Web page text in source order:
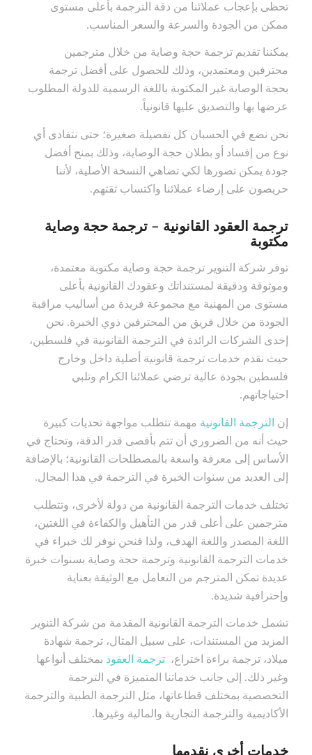
تحظى بإعجاب عملائنا من دقة الترجمة بأعلى مستوى
ممكن من الجودة والسرعة والسعر المناسب.
يمكننا تقديم ترجمة حجة وصاية من خلال مترجمين
محترفين ومعتمدين، وذلك للحصول على أفضل ترجمة
بحجة الوصاية غير المكتوبة باللغة الرسمية للدولة المطلوب
عرضها بها والتصديق عليها قانونياً.
نحن نضع في الحسبان كل تفصيلة صغيرة؛ حتى نتفادى أي
نوع من إفساد أو بطلان حجة الوصاية، وذلك بمنح أفضل
جودة يمكن تصورها لكي تضاهي النسخة الأصلية، لأننا
حريصون على إرضاء عملائنا واكتساب ثقتهم.
ترجمة العقود القانونية – ترجمة حجة وصاية
مكتوبة
توفر شركة التنوير ترجمة حجة وصاية مكتوبة معتمدة،
وموثوقة ودقيقة لمستنداتك وعقودك القانونية بأعلى
مستوى من المهنية مع مجموعة فريدة من أساليب مراقبة
الجودة من خلال فريق من المحترفين ذوي الخبرة. نحن
إحدى الشركات الرائدة في الترجمة القانونية في فلسطين،
حيث نقدم خدمات ترجمة قانونية أصلية داخل وخارج
فلسطين بجودة عالية ترضي عملائنا الكرام وتلبي
احتياجاتهم.
إن الترجمة القانونية مهمة تتطلب مواجهة تحديات كبيرة
حيث أنه من الضروري أن تتم بأقصى قدر الدقة، وتحتاج في
الأساس إلى معرفة واسعة بالمصطلحات القانونية؛ بالإضافة
إلى العديد من سنوات الخبرة في الترجمة في هذا المجال.
تختلف خدمات الترجمة القانونية من دولة لأخرى، وتتطلب
مترجمين على أعلى قدر من التأهيل والكفاءة في اللغتين،
اللغة المصدر واللغة الهدف، ولذا فنحن نوفر لك خبراء في
خدمات الترجمة القانونية وترجمة حجة وصاية بسنوات خبرة
عديدة تمكن المترجم من التعامل مع الوثيقة بعناية
وإحترافية شديدة.
تشمل خدمات الترجمة القانونية المقدمة من شركة التنوير
المزيد من المستندات، على سبيل المثال، ترجمة شهادة
ميلاد، ترجمة براءة اختراع، ترجمة العقود بمختلف أنواعها
وغير ذلك. إلى جانب خدماتنا المتميزة في الترجمة
التخصصية بمختلف قطاعاتها، مثل الترجمة الطبية والترجمة
الأكاديمية والترجمة التجارية والمالية وغيرها.
خدمات أخرى نقدمها